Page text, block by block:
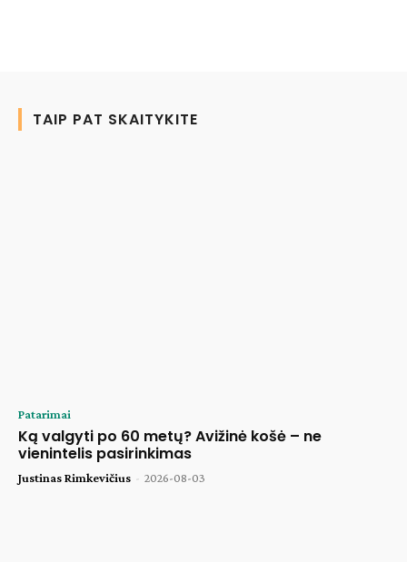
TAIP PAT SKAITYKITE
Patarimai
Ką valgyti po 60 metų? Avižinė košė – ne
vienintelis pasirinkimas
Justinas Rimkevičius - 2026-08-03